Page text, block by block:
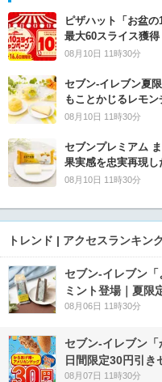
ピザハット「お盆
最大60スライス獲
08月10日 11時30分
セブン‐イレブン夏
もことかじるレモ
08月10日 11時30分
セブンプレミアム
果実感を忠実再現し
08月10日 11時30分
トレンド | アクセスランキン
セブン‐イレブン
ミント登場｜夏限
08月06日 11時30分
セブン‐イレブン
日間限定30円引き
08月07日 11時30分